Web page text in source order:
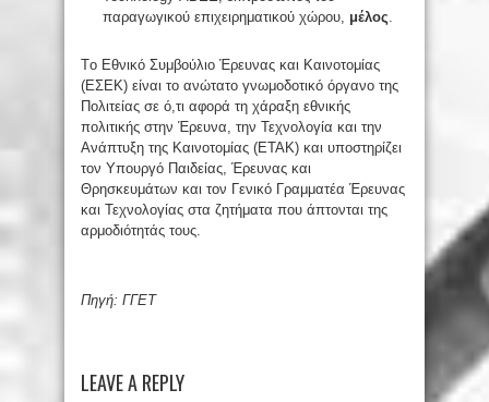
παραγωγικού επιχειρηματικού χώρου, μέλος
Tο Εθνικό Συμβούλιο Έρευνας και Καινοτομίας
(ΕΣΕΚ) είναι το ανώτατο γνωμοδοτικό όργανο της
Πολιτείας σε ό,τι αφορά τη χάραξη εθνικής
πολιτικής στην Έρευνα, την Τεχνολογία και την
Ανάπτυξη της Καινοτομίας (ΕΤΑΚ) και υποστηρίζει
τον Υπουργό Παιδείας, Έρευνας και
Θρησκευμάτων και τον Γενικό Γραμματέα Έρευνας
και Τεχνολογίας στα ζητήματα που άπτονται της
αρμοδιότητάς τους.
Πηγή: ΓΓΕΤ
LEAVE A REPLY